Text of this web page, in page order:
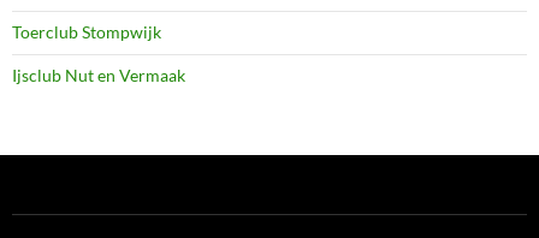
Toerclub Stompwijk
Ijsclub Nut en Vermaak